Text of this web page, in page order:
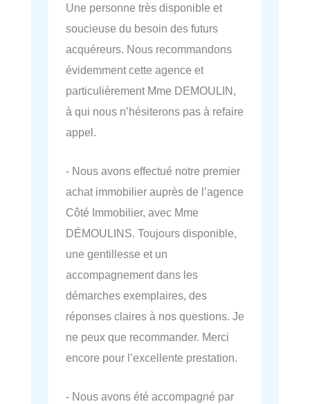
Une personne très disponible et
soucieuse du besoin des futurs
acquéreurs. Nous recommandons
évidemment cette agence et
particulièrement Mme DEMOULIN,
à qui nous n’hésiterons pas à refaire
appel.
- Nous avons effectué notre premier
achat immobilier auprès de l’agence
Côté Immobilier, avec Mme
DÉMOULINS. Toujours disponible,
une gentillesse et un
accompagnement dans les
démarches exemplaires, des
réponses claires à nos questions. Je
ne peux que recommander. Merci
encore pour l’excellente prestation.
- Nous avons été accompagné par